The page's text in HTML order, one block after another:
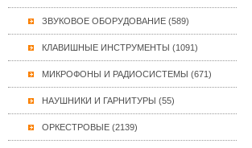
ЗВУКОВОЕ ОБОРУДОВАНИЕ (589)
КЛАВИШНЫЕ ИНСТРУМЕНТЫ (1091)
МИКРОФОНЫ И РАДИОСИСТЕМЫ (671)
НАУШНИКИ И ГАРНИТУРЫ (55)
ОРКЕСТРОВЫЕ (2139)